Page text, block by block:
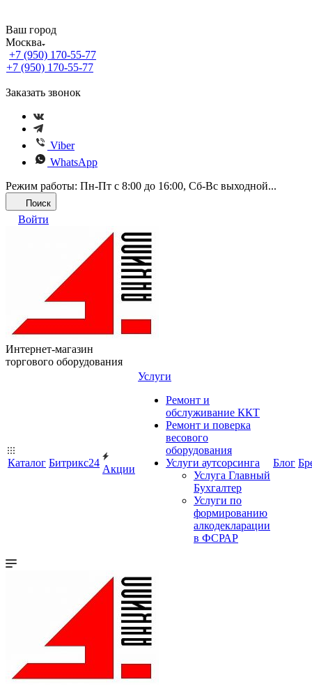
Ваш город
Москва
+7 (950) 170-55-77
+7 (950) 170-55-77
Заказать звонок
Viber
WhatsApp
Режим работы: Пн-Пт с 8:00 до 16:00, Cб-Вс выходной...
Поиск
Войти
Интернет-магазин
торгового оборудования
Каталог Битрикс24
Акции
Услуги
Ремонт и
обслуживание ККТ
Ремонт и поверка
весового
оборудования
Услуги аутсорсинга
Услуга Главный
Бухгалтер
Услуги по
формированию
алкодекларации
в ФСРАР
Блог